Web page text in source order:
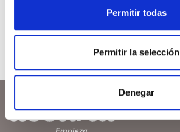
Permitir todas
Permitir la selección
Denegar